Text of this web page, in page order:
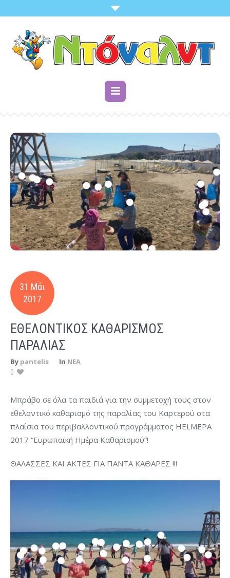
31 Μάι
2017
ΕΘΕΛΟΝΤΙΚΌΣ ΚΑΘΑΡΙΣΜΌΣ
ΠΑΡΑΛΊΑΣ
By pantelis In ΝΕΑ
0
Μπράβο σε όλα τα παιδιά για την συμμετοχή τους στον
εθελοντικό καθαρισμό της παραλίας του Καρτερού στα
πλαίσια του περιβαλλοντικού προγράμματος HELMEPA
2017 “Ευρωπαϊκή Ημέρα Καθαρισμού”!
ΘΑΛΑΣΣΕΣ ΚΑΙ ΑΚΤΕΣ ΓΙΑ ΠΑΝΤΑ ΚΑΘΑΡΕΣ !!!